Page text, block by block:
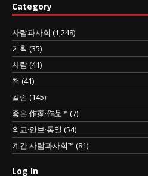
Category
사람과사회 (1,248)
기획 (35)
사람(41)
책 (41)
칼럼 (145)
좋은 作家·作品™ (7)
외교·안보·통일 (54)
계간 사람과사회™ (81)
Log In